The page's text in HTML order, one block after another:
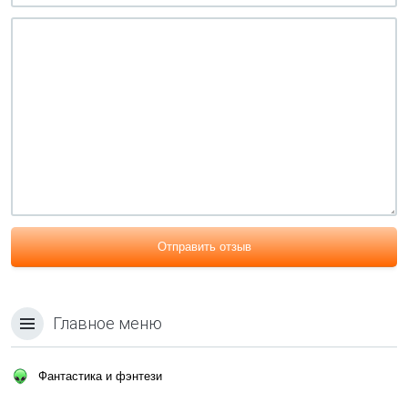
Отправить отзыв
Главное меню
Фантастика и фэнтези